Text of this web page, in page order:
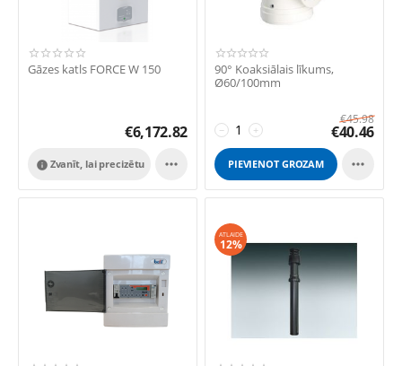
Gāzes katls FORCE W 150
€6,172.82
Zvanīt, lai precizētu
 
​90° Koaksiālais līkums,
Ø60/100mm
+
−
€45.98
€40.46
PIEVIENOT GROZAM 
ATLAIDE
12%